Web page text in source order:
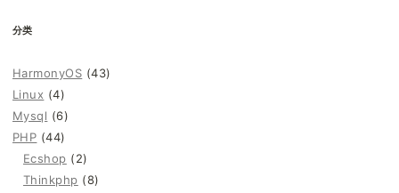
分类
HarmonyOS (43)
Linux (4)
Mysql (6)
PHP (44)
Ecshop (2)
Thinkphp (8)